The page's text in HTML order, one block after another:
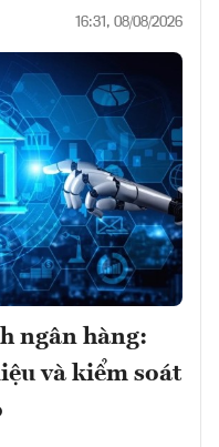
16:31, 08/08/2026
ngân hàng:
và kiểm soát